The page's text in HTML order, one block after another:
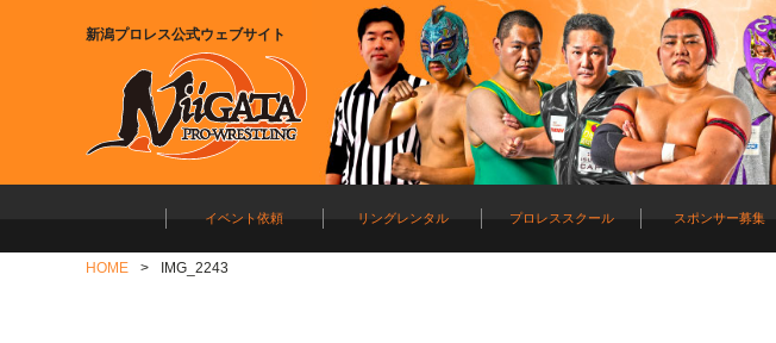
新潟プロレス公式ウェブサイト
イベント依頼 リングレンタル プロレススクール スポンサー募集
HOME IMG_2243